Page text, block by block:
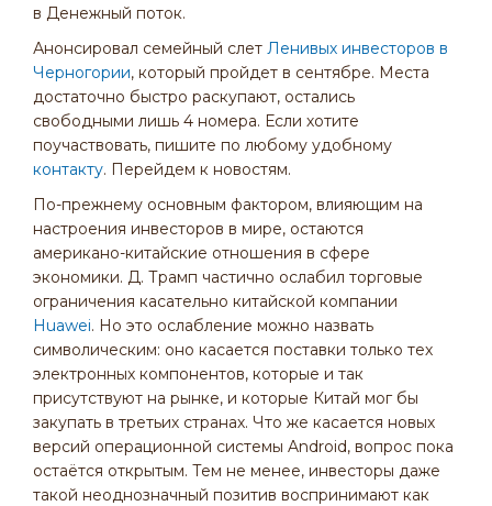
в Денежный поток.
Анонсировал семейный слет Ленивых инвесторов в
Черногории, который пройдет в сентябре. Места
достаточно быстро раскупают, остались
свободными лишь 4 номера. Если хотите
поучаствовать, пишите по любому удобному
контакту. Перейдем к новостям.
По-прежнему основным фактором, влияющим на
настроения инвесторов в мире, остаются
американо-китайские отношения в сфере
экономики. Д. Трамп частично ослабил торговые
ограничения касательно китайской компании
Huawei. Но это ослабление можно назвать
символическим: оно касается поставки только тех
электронных компонентов, которые и так
присутствуют на рынке, и которые Китай мог бы
закупать в третьих странах. Что же касается новых
версий операционной системы Android, вопрос пока
остаётся открытым. Тем не менее, инвесторы даже
такой неоднозначный позитив воспринимают как